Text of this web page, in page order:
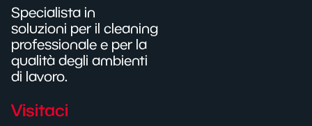
Specialista in
soluzioni per il cleaning
professionale e per la
qualità degli ambienti
di lavoro.
Visitaci